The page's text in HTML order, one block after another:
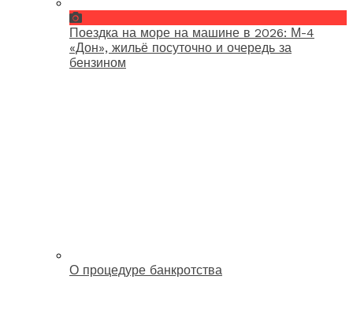
Поездка на море на машине в 2026: М-4
«Дон», жильё посуточно и очередь за
бензином
О процедуре банкротства